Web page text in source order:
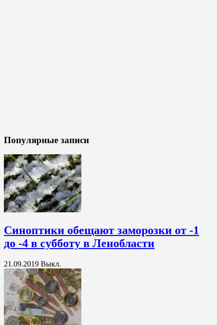
Популярные записи
Синоптики обещают заморозки от -1
до -4 в субботу в Ленобласти
21.09.2019 Выкл.